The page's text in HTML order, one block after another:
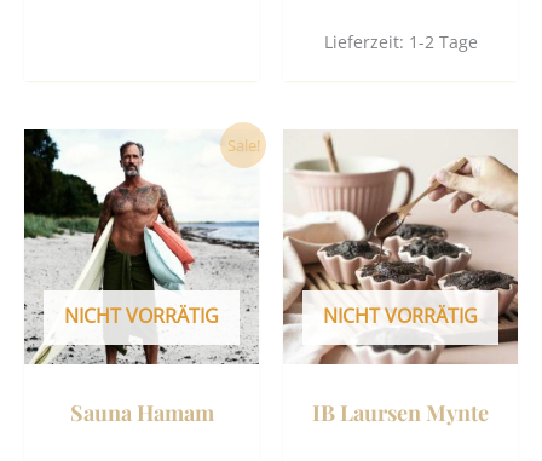
Lieferzeit: 1-2 Tage
Sale!
NICHT VORRÄTIG
Sauna Hamam
Dieses
Produkt
mehrere
Varianten
auf.
Die
Optionen
NICHT VORRÄTIG
IB Laursen Mynte